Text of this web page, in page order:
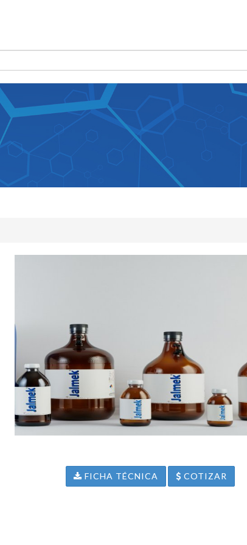
FICHA TÉCNICA COTIZAR